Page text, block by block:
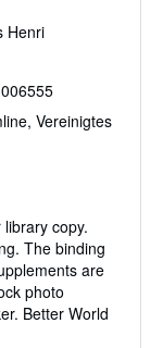
Henri
Vereinigtes
copy.
The binding
are
photo
Better World